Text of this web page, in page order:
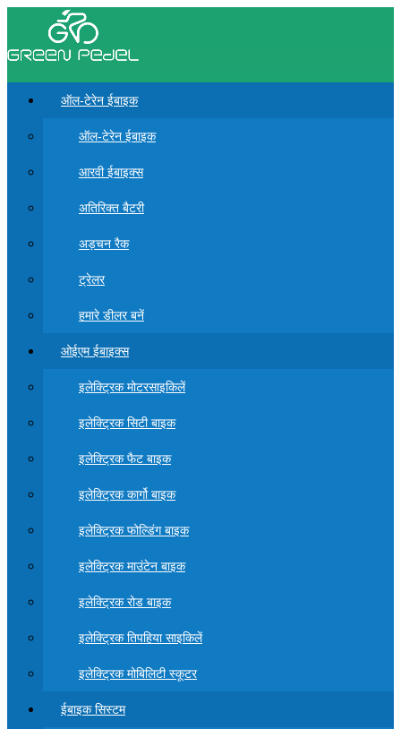
ऑल-टेरेन ईबाइक
ऑल-टेरेन ईबाइक
आरवी ईबाइक्स
अतिरिक्त बैटरी
अड़चन रैक
ट्रेलर
हमारे डीलर बनें
ओईएम ईबाइक्स
इलेक्ट्रिक मोटरसाइकिलें
इलेक्ट्रिक सिटी बाइक
इलेक्ट्रिक फैट बाइक
इलेक्ट्रिक कार्गो बाइक
इलेक्ट्रिक फोल्डिंग बाइक
इलेक्ट्रिक माउंटेन बाइक
इलेक्ट्रिक रोड बाइक
इलेक्ट्रिक तिपहिया साइकिलें
इलेक्ट्रिक मोबिलिटी स्कूटर
ईबाइक सिस्टम